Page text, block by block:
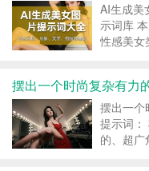
AI生成美
示词库
性感美女
#提示词
摆出一个时尚复杂有力
摆出一个
提示词：
的、超